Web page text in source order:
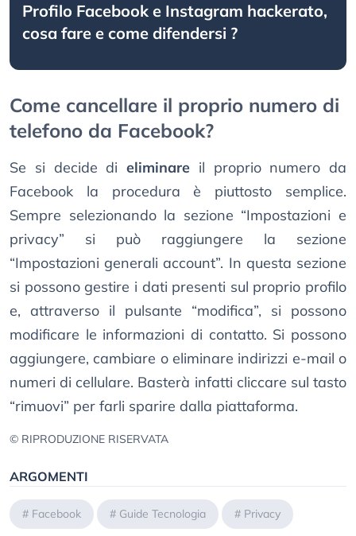
Profilo Facebook e Instagram hackerato,
cosa fare e come difendersi ?
Come cancellare il proprio numero di
telefono da Facebook?
Se si decide di eliminare il proprio numero da
Facebook la procedura è piuttosto semplice.
Sempre selezionando la sezione “Impostazioni e
privacy” si può raggiungere la sezione
“Impostazioni generali account”. In questa sezione
si possono gestire i dati presenti sul proprio profilo
e, attraverso il pulsante “modifica”, si possono
modificare le informazioni di contatto. Si possono
aggiungere, cambiare o eliminare indirizzi e-mail o
numeri di cellulare. Basterà infatti cliccare sul tasto
“rimuovi” per farli sparire dalla piattaforma.
© RIPRODUZIONE RISERVATA
ARGOMENTI
# Facebook # Guide Tecnologia # Privacy